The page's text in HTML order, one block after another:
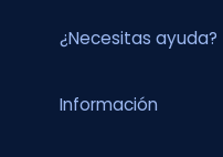
¿Necesitas ayuda?
Información